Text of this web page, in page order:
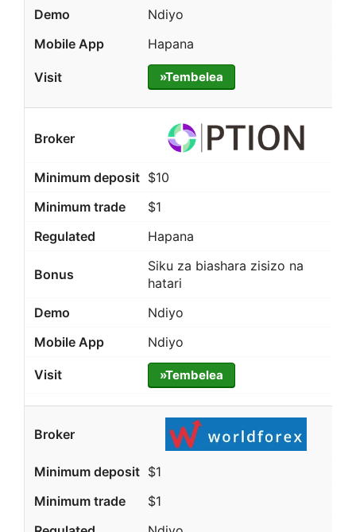
Ndiyo
Hapana
»Tembelea
$10
$1
Hapana
Siku za biashara zisizo na
hatari
Ndiyo
Ndiyo
»Tembelea
$1
$1